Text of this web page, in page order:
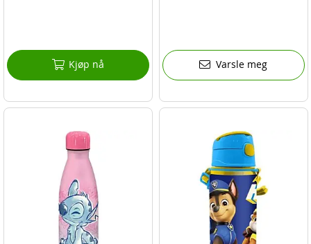
Kjøp nå Varsle meg